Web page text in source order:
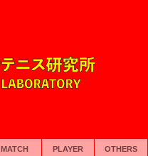
MATCH PLAYER OTHERS